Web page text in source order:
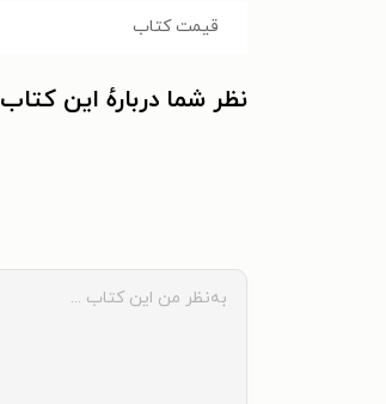
قیمت کتاب
نظر شما دربارهٔ این کتاب